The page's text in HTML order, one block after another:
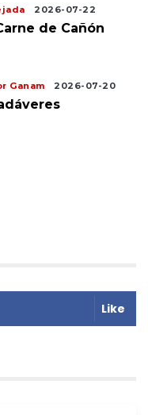
2026-07-22
de Cañón
Ganam 2026-07-20
Like